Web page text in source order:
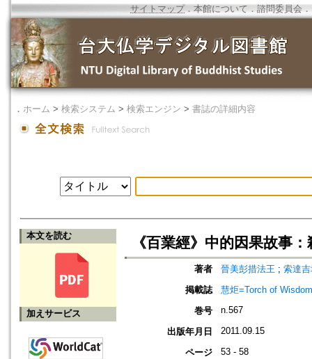
サイトマップ．本館について ． 諮問委員会 ．
． ホーム > 検索システム > 検索エンジン > 書誌の詳細内容
本文を読む
加えサービス
《百業經》中的因果故事
著者 晉美彭措法王 ; 索達
掲載誌
慧炬=Torch of
巻号
n.567
出版年月日 2011.09.15
ページ 53 - 58